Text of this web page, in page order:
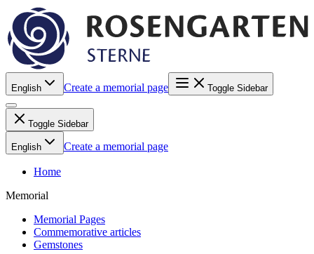
English Create a memorial page Toggle Sidebar
Toggle Sidebar
English Create a memorial page
Home
Memorial
Memorial Pages
Commemorative articles
Gemstones